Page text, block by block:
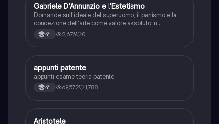
GItaliano
Gabriele D'Annunzio e l'Estetismo
Domande sull'ideale del superuomo, il panismo e la
concezione dell'arte come valore assoluto in
D'Annunzio.
4ªl 2,676 0
Altro
appunti patente
appunti esame teoria patente
4ªl 69,572 1,788
Filosofia
Aristotele